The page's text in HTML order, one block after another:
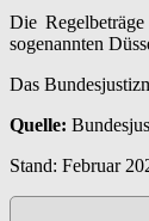
Die
sogenannten
Das
Quelle:
Stand: Februar